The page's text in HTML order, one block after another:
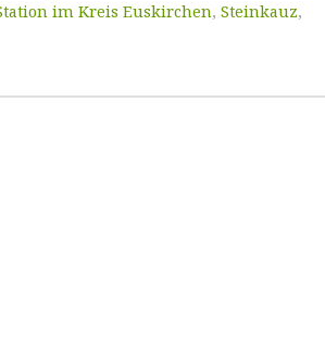
im Kreis Euskirchen, Steinkauz,